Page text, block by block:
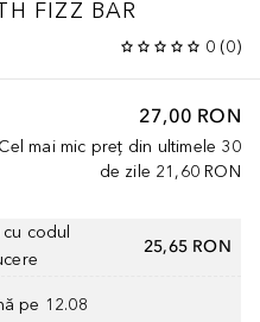
FIZZ BAR
0 (0)
27,00 RON
Cel mai mic preț din ultimele 30
de zile 21,60 RON
codul
25,65 RON
pe 12.08